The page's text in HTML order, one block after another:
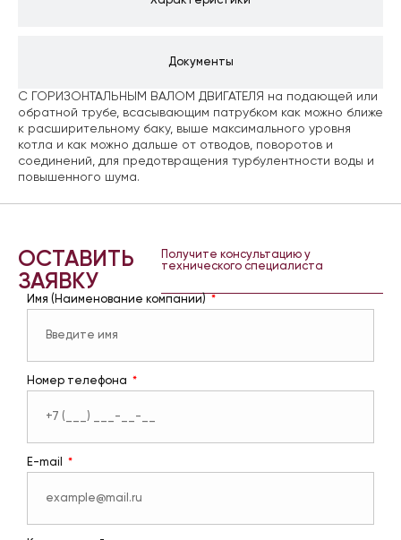
Документы
С ГОРИЗОНТАЛЬНЫМ ВАЛОМ ДВИГАТЕЛЯ на подающей или
обратной трубе, всасывающим патрубком как можно ближе
к расширительному баку, выше максимального уровня
котла и как можно дальше от отводов, поворотов и
соединений, для предотвращения турбулентности воды и
повышенного шума.
ОСТАВИТЬ
ЗАЯВКУ
Получите консультацию у
технического специалиста
Имя (Наименование компании)
Номер телефона
E-mail